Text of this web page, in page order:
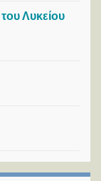
Λυκείου